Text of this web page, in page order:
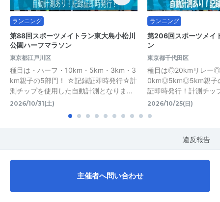
ランニング
第88回スポーツメイトラン東大島小松川
公園ハーフマラソン
東京都江戸川区
種目は・ハーフ・10km・5km・3km・3
km親子の5部門！ ☆記録証即時発行☆計
測チップを使用した自動計測となりま...
2026/10/31(土)
ランニング
第206回スポーツメイ
ン
東京都千代田区
種目は◎20kmリレ
0km◎5km◎5km親
証即時発行！計測チッ
2026/10/25(日)
違反報告
主催者へ問い合わせ